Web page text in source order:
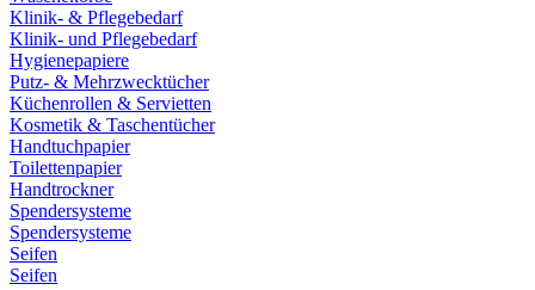
Klinik- & Pflegebedarf
Klinik- und Pflegebedarf
Hygienepapiere
Putz- & Mehrzwecktücher
Küchenrollen & Servietten
Kosmetik & Taschentücher
Handtuchpapier
Toilettenpapier
Handtrockner
Spendersysteme
Spendersysteme
Seifen
Seifen